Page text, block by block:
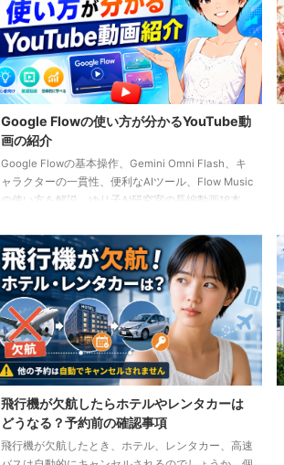
Google Flowの使い方が分かるYouTube動
画の紹介
Google Flowの基本操作、Gemini Omni Flash、キ
ャラクターの一貫性、便利なAIツール、Flow Music
の使い方を解説。ゆり子AI研究室の長編動画18本
飛行機が欠航したらホテルやレンタカーは
どうなる？予約前の確認事項
飛行機が欠航したとき、ホテル、レンタカー、高速